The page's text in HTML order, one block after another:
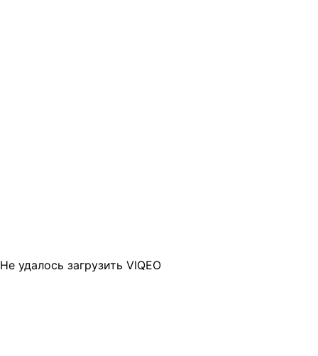
Не удалось загрузить VIQEO